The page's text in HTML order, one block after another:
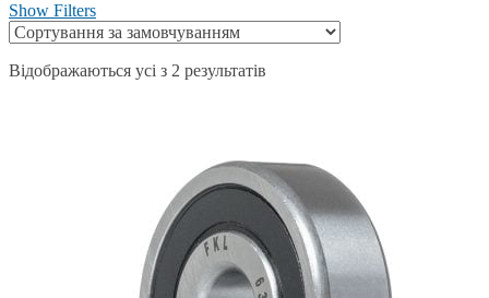
Show Filters
Відображаються усі з 2 результатів